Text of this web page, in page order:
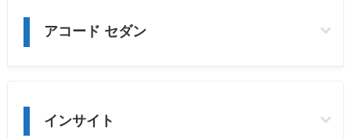
アコード セダン
インサイト